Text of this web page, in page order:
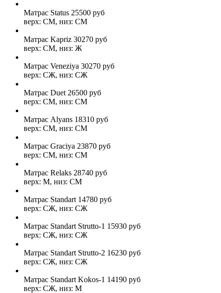
Матрас Status 25500 руб
верх: СМ, низ: СМ
Матрас Kapriz 30270 руб
верх: СМ, низ: Ж
Матрас Veneziya 30270 руб
верх: СЖ, низ: СЖ
Матрас Duet 26500 руб
верх: СМ, низ: СМ
Матрас Alyans 18310 руб
верх: СМ, низ: СМ
Матрас Graciya 23870 руб
верх: СМ, низ: СМ
Матрас Relaks 28740 руб
верх: М, низ: СМ
Матрас Standart 14780 руб
верх: СЖ, низ: СЖ
Матрас Standart Strutto-1 15930 руб
верх: СЖ, низ: СЖ
Матрас Standart Strutto-2 16230 руб
верх: СЖ, низ: СЖ
Матрас Standart Kokos-1 14190 руб
верх: СЖ, низ: М